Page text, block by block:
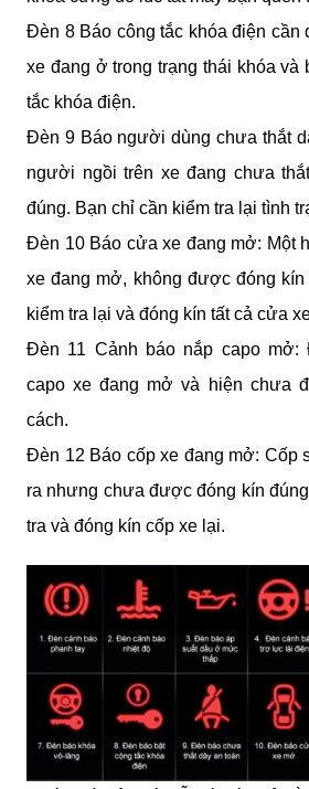
Đèn 8 Báo công tắc khóa điện cần
xe đang ở trong trạng thái khóa và
tắc khóa điện.
Đèn 9 Báo người dùng chưa thắt
người ngồi trên xe đang chưa
đúng. Bạn chỉ cần kiểm tra lại tình
Đèn 10 Báo cửa xe đang mở: Một
xe đang mở, không được đóng kín
kiểm tra lại và đóng kín tất cả cửa
Đèn 11 Cảnh báo nắp capo mở:
capo xe đang mở và hiện chưa
cách.
Đèn 12 Báo cốp xe đang mở: Cốp
ra nhưng chưa được đóng kín
tra và đóng kín cốp xe lại.